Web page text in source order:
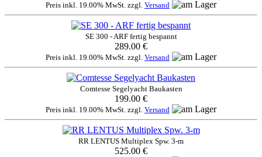
Preis inkl. 19.00% MwSt. zzgl. Versand
SE 300 - ARF fertig bespannt
289.00 €
Preis inkl. 19.00% MwSt. zzgl. Versand
Comtesse Segelyacht Baukasten
199.00 €
Preis inkl. 19.00% MwSt. zzgl. Versand
RR LENTUS Multiplex Spw. 3-m
525.00 €